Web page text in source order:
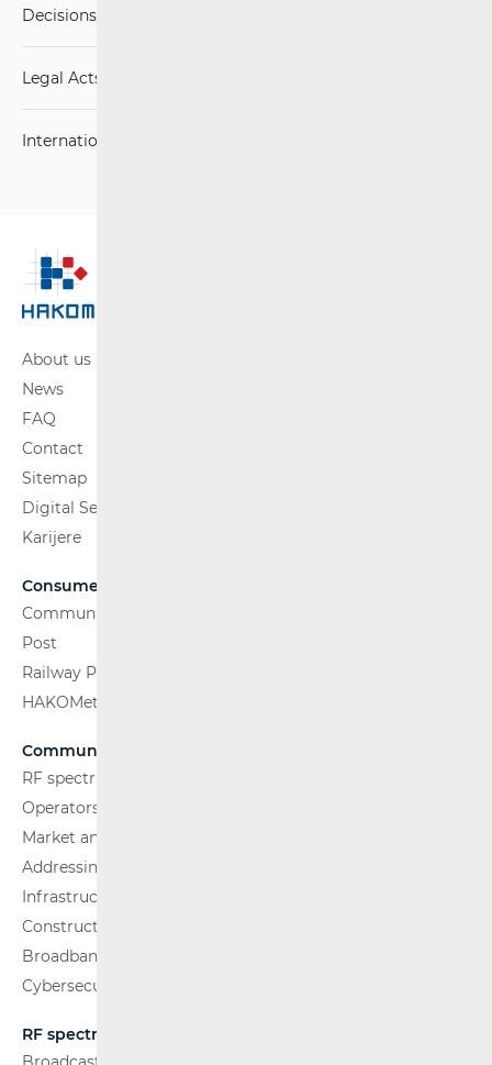
Decisions, Rulings and Judgements
Legal Acts
International Agreements
About us
News
FAQ
Contact
Sitemap
Digital Services Act
Karijere
Consumers
Communications Network
Post
Railway Passenger Transport
HAKOMetar
Communications Network
RF spectrum
Operators and Services
Market analysis
Addressing and numbering space
Infrastructure
Construction Conditions
Broadband Competence Office (BCO)
Cybersecurity
RF spectrum